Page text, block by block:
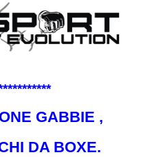
GABBIE ,
DA BOXE.